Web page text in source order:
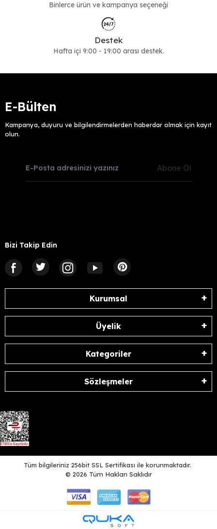
Binlerce ürün ve kampanya seçeneği
Destek
Hafta içi 9:00 - 19:00 arası destek.
E-Bülten
Kampanya, duyuru ve bilgilendirmelerden haberdar olmak için kayıt
olun.
Abone Ol
Bizi Takip Edin
Kurumsal
Üyelik
Kategoriler
Sözleşmeler
Tüm bilgileriniz 256bit SSL Sertifikası ile korunmaktadır.
© 2026 Tüm Hakları Saklıdır